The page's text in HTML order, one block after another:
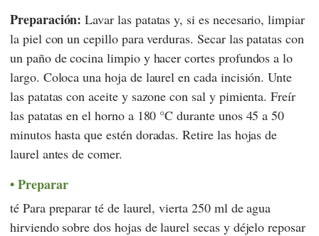
Preparación: Lavar las patatas y, si es necesario, limpiar
la piel con un cepillo para verduras. Secar las patatas con
un paño de cocina limpio y hacer cortes profundos a lo
largo. Coloca una hoja de laurel en cada incisión. Unte
las patatas con aceite y sazone con sal y pimienta. Freír
las patatas en el horno a 180 °C durante unos 45 a 50
minutos hasta que estén doradas. Retire las hojas de
laurel antes de comer.
Preparar
té Para preparar té de laurel, vierta 250 ml de agua
hirviendo sobre dos hojas de laurel secas y déjelo reposar